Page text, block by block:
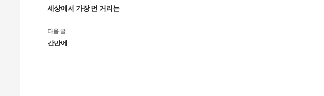
네
비
게
이
세상에서 가장 먼 거리는
다음 글
간만에